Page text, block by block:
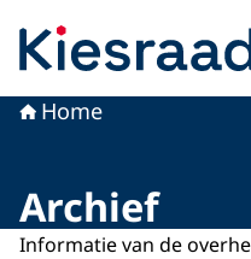
Home
Archief
Informatie van de